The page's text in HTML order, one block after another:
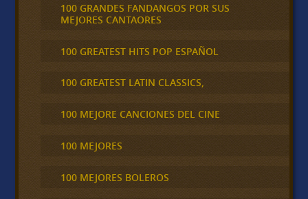
100 GRANDES FANDANGOS POR SUS
MEJORES CANTAORES
100 GREATEST HITS POP ESPAÑOL
100 GREATEST LATIN CLASSICS,
100 MEJORE CANCIONES DEL CINE
100 MEJORES
100 MEJORES BOLEROS